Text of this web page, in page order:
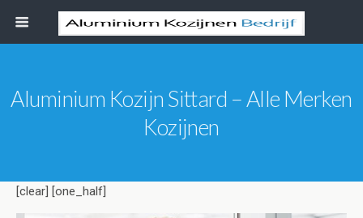
Aluminium Kozijn Sittard – Alle Merken
Kozijnen
[clear] [one_half]